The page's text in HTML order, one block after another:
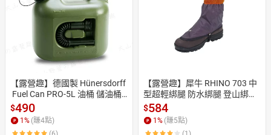
日本購物 電子/紙本書
【露營趣】德國製 Hünersdorff
Fuel Can PRO-5L 油桶 儲油桶
油箱 煤油 柴油 加油桶 汽油桶
手提式 密封式 露營 野營
$490
1 % (賺4點)
【露營趣】犀牛 RHINO 703 中
型超輕綁腿 防水綁腿 登山綁腿
腳套 腿套 護腿套 健行
$584
1 % (賺5點)